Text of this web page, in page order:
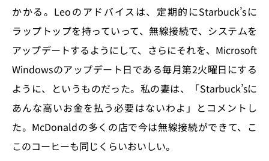
かかる。Leoのアドバイスは、定期的にStarbuck’sに
ラップトップを持っていって、無線接続で、システムを
アップデートするようにして、さらにそれを、Microsoft
Windowsのアップデート日である毎月第2火曜日にする
ように、というものだった。私の妻は、「Starbuck’sに
あんな高いお金を払う必要はないわよ」とコメントし
た。McDonaldの多くの店で今は無線接続ができて、こ
このコーヒーも同じくらいおいしい。